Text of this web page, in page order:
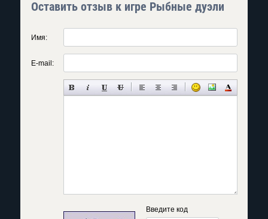
Оставить отзыв к игре Рыбные дуэли
Имя:
E-mail:
Введите код